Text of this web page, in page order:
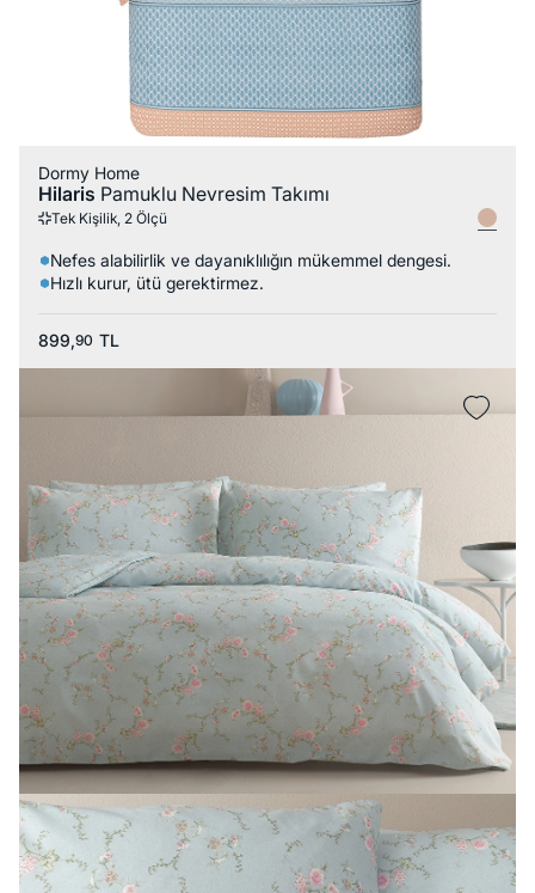
Dormy Home
Hilaris Pamuklu Nevresim Takımı
Tek Kişilik, 2 Ölçü
Nefes alabilirlik ve dayanıklılığın mükemmel dengesi.
Hızlı kurur, ütü gerektirmez.
899,90 TL